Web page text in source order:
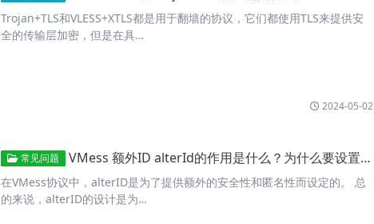
Trojan+TLS和VLESS+XTLS都是用于翻墙的协议，它们都使用TLS来提供安
全的传输层加密，但是在具…
2024-05-02
常见问题 VMess 额外ID alterId的作用是什么？为什么要设置为0
在VMess协议中，alterID是为了提供额外的安全性和匿名性而设定的。 总
的来说，alterID的设计是为…